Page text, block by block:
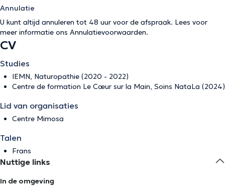
Annulatie
U kunt altijd annuleren tot 48 uur voor de afspraak. Lees voor
meer informatie ons Annulatievoorwaarden.
CV
Studies
IEMN, Naturopathie (2020 - 2022)
Centre de formation Le Cœur sur la Main, Soins NataLa (2024)
Lid van organisaties
Centre Mimosa
Talen
Frans
Nuttige links
In de omgeving